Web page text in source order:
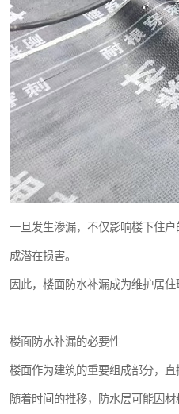
一旦发生渗漏，不仅影响楼下住
成潜在损害。
因此，楼面防水补漏成为维护居住
楼面防水补漏的必要性
楼面作为建筑的重要组成部分，直
随着时间的推移，防水层可能因